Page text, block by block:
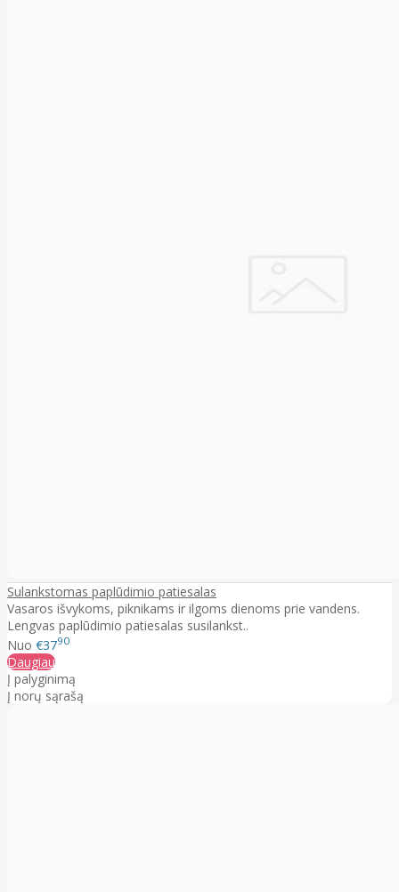
Sulankstomas paplūdimio patiesalas
Vasaros išvykoms, piknikams ir ilgoms dienoms prie vandens.
Lengvas paplūdimio patiesalas susilankst..
Nuo €3790
Daugiau
Į palyginimą
Į norų sąrašą